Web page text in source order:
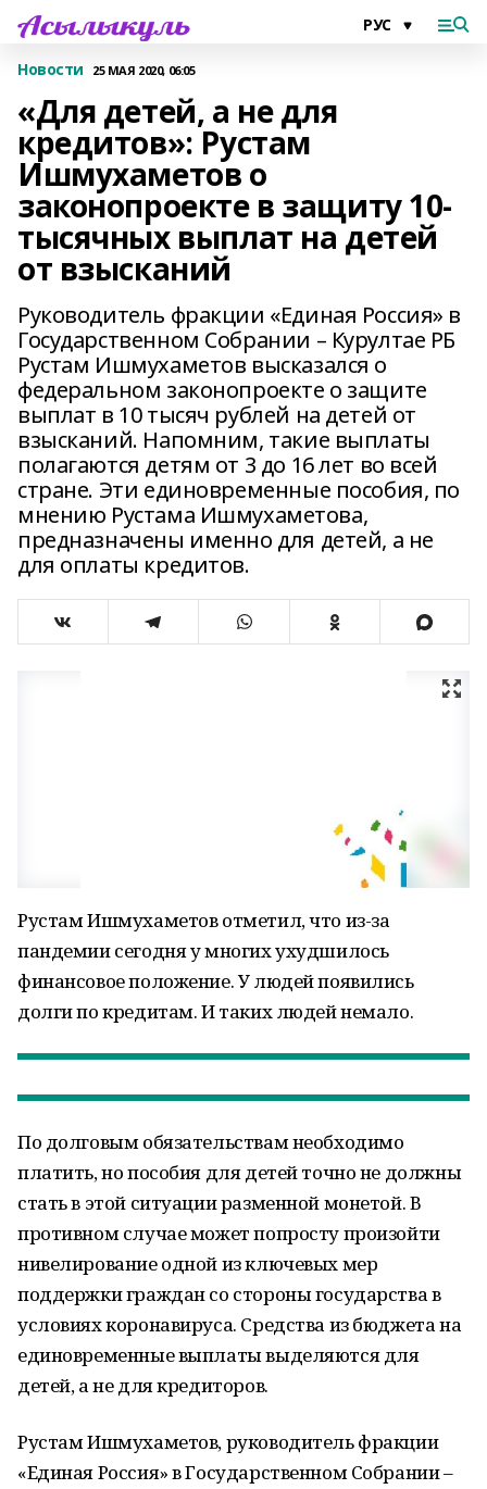
Новости 25 МАЯ 2020, 06:05
«Для детей, а не для
кредитов»: Рустам
Ишмухаметов о
законопроекте в защиту 10-
тысячных выплат на детей
от взысканий
Руководитель фракции «Единая Россия» в
Государственном Собрании – Курултае РБ
Рустам Ишмухаметов высказался о
федеральном законопроекте о защите
выплат в 10 тысяч рублей на детей от
взысканий. Напомним, такие выплаты
полагаются детям от 3 до 16 лет во всей
стране. Эти единовременные пособия, по
мнению Рустама Ишмухаметова,
предназначены именно для детей, а не
для оплаты кредитов.
Рустам Ишмухаметов отметил, что из-за
пандемии сегодня у многих ухудшилось
финансовое положение. У людей появились
долги по кредитам. И таких людей немало.
По долговым обязательствам необходимо
платить, но пособия для детей точно не должны
стать в этой ситуации разменной монетой. В
противном случае может попросту произойти
нивелирование одной из ключевых мер
поддержки граждан со стороны государства в
условиях коронавируса. Средства из бюджета на
единовременные выплаты выделяются для
детей, а не для кредиторов.
Рустам Ишмухаметов, руководитель фракции
«Единая Россия» в Государственном Собрании –